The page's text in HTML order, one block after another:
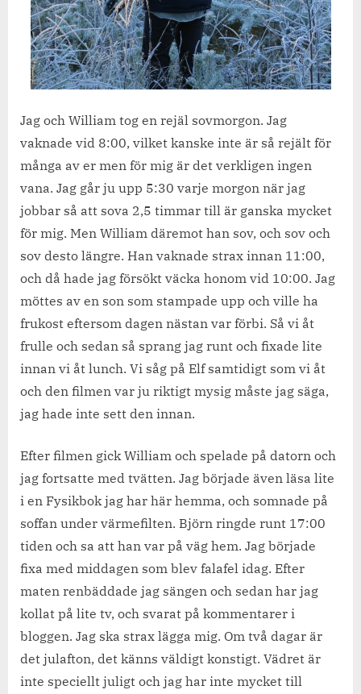
Jag och William tog en rejäl sovmorgon. Jag
vaknade vid 8:00, vilket kanske inte är så rejält för
många av er men för mig är det verkligen ingen
vana. Jag går ju upp 5:30 varje morgon när jag
jobbar så att sova 2,5 timmar till är ganska mycket
för mig. Men William däremot han sov, och sov och
sov desto längre. Han vaknade strax innan 11:00,
och då hade jag försökt väcka honom vid 10:00. Jag
möttes av en son som stampade upp och ville ha
frukost eftersom dagen nästan var förbi. Så vi åt
frulle och sedan så sprang jag runt och fixade lite
innan vi åt lunch. Vi såg på Elf samtidigt som vi åt
och den filmen var ju riktigt mysig måste jag säga,
jag hade inte sett den innan.
Efter filmen gick William och spelade på datorn och
jag fortsatte med tvätten. Jag började även läsa lite
i en Fysikbok jag har här hemma, och somnade på
soffan under värmefilten. Björn ringde runt 17:00
tiden och sa att han var på väg hem. Jag började
fixa med middagen som blev falafel idag. Efter
maten renbäddade jag sängen och sedan har jag
kollat på lite tv, och svarat på kommentarer i
bloggen. Jag ska strax lägga mig. Om två dagar är
det julafton, det känns väldigt konstigt. Vädret är
inte speciellt juligt och jag har inte mycket till